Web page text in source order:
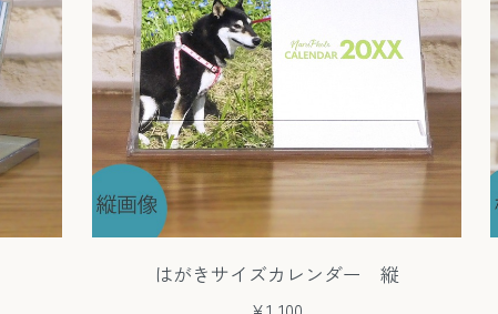
はがきサイズカレンダー 縦